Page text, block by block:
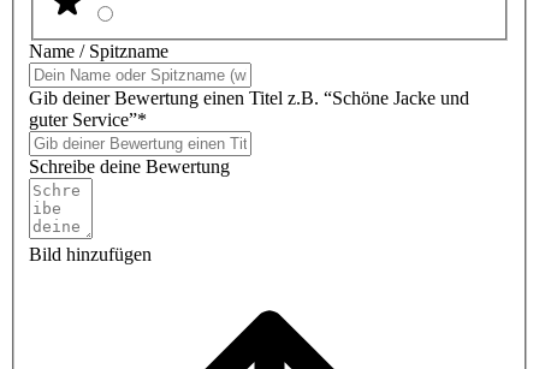
Name / Spitzname
Gib deiner Bewertung einen Titel z.B. “Schöne Jacke und
guter Service”*
Schreibe deine Bewertung
Bild hinzufügen